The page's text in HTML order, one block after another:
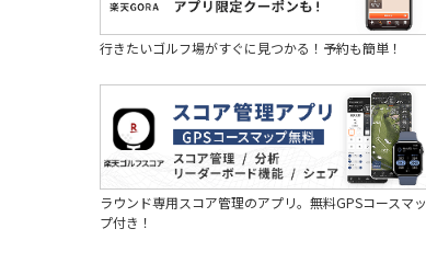
行きたいゴルフ場がすぐに見つかる！予約も簡単！
ラウンド専用スコア管理のアプリ。無料GPSコースマッ
プ付き！